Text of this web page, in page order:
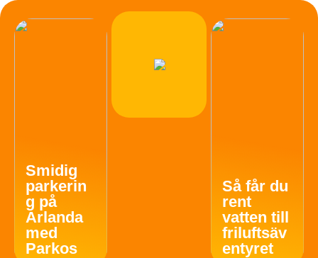
Smidig
parkerin
g på
Arlanda
med
Parkos
Så får du
rent
vatten till
friluftsäv
entyret